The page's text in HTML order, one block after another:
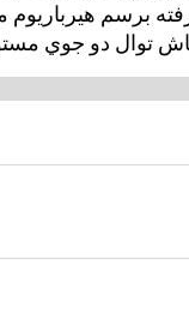
برسم
توال دو جوي
الكرز